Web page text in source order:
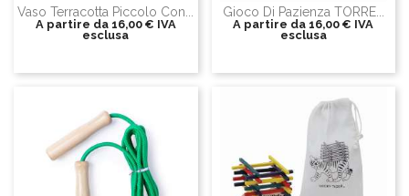
Vaso Terracotta Piccolo Con...
A partire da 16,00 € IVA
esclusa
Gioco Di Pazienza TORRE...
A partire da 16,00 € IVA
esclusa